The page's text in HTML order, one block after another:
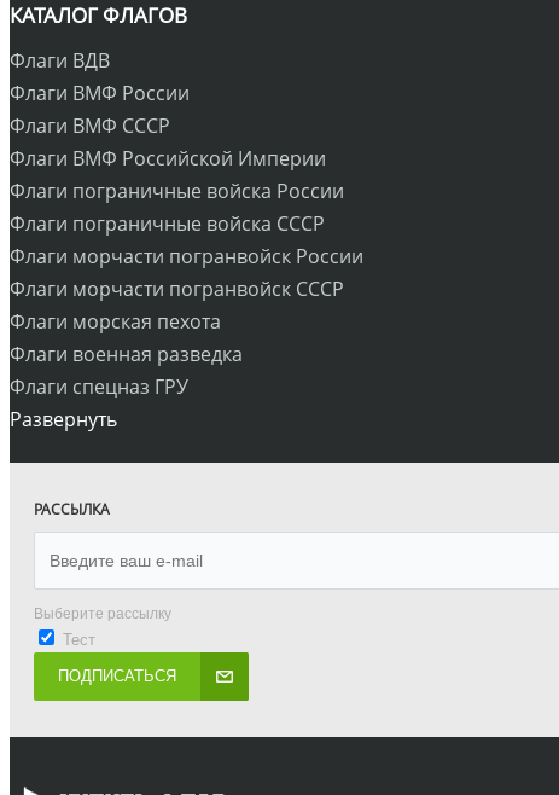
КАТАЛОГ ФЛАГОВ
Флаги ВДВ
Флаги ВМФ России
Флаги ВМФ СССР
Флаги ВМФ Российской Империи
Флаги пограничные войска России
Флаги пограничные войска СССР
Флаги морчасти погранвойск России
Флаги морчасти погранвойск СССР
Флаги морская пехота
Флаги военная разведка
Флаги спецназ ГРУ
Развернуть
РАССЫЛКА
Выберите рассылку
Тест
ПОДПИСАТЬСЯ